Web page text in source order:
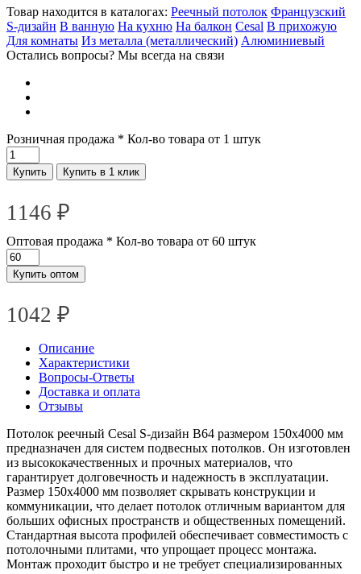
Товар находится в каталогах: Реечный потолок Французский
S-дизайн В ванную На кухню На балкон Cesal В прихожую
Для комнаты Из металла (металлический) Алюминиевый
Остались вопросы? Мы всегда на связи
Розничная продажа * Кол-во товара от 1 штук
Купить Купить в 1 клик
1146 ₽
Оптовая продажа * Кол-во товара от 60 штук
Купить оптом
1042 ₽
Описание
Характеристики
Вопросы-Ответы
Доставка и оплата
Отзывы
Потолок реечный Cesal S-дизайн В64 размером 150х4000 мм
предназначен для систем подвесных потолков. Он изготовлен
из высококачественных и прочных материалов, что
гарантирует долговечность и надежность в эксплуатации.
Размер 150х4000 мм позволяет скрывать конструкции и
коммуникации, что делает потолок отличным вариантом для
больших офисных пространств и общественных помещений.
Стандартная высота профилей обеспечивает совместимость с
потолочными плитами, что упрощает процесс монтажа.
Монтаж проходит быстро и не требует специализированных